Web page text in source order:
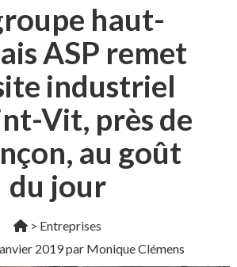
haut-
ASP remet
industriel
Vit, près de
au goût
du jour
> Entreprises
2019par Monique Clémens